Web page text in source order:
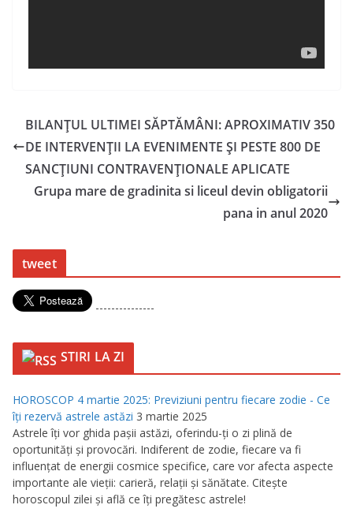
BILANȚUL ULTIMEI SĂPTĂMÂNI: APROXIMATIV 350
DE INTERVENȚII LA EVENIMENTE ȘI PESTE 800 DE
SANCȚIUNI CONTRAVENȚIONALE APLICATE
Grupa mare de gradinita si liceul devin obligatorii
pana in anul 2020
tweet
---------------
STIRI LA ZI
HOROSCOP 4 martie 2025: Previziuni pentru fiecare zodie - Ce
îţi rezervă astrele astăzi 3 martie 2025
Astrele îţi vor ghida paşii astăzi, oferindu-ţi o zi plină de
oportunităţi şi provocări. Indiferent de zodie, fiecare va fi
influenţat de energii cosmice specifice, care vor afecta aspecte
importante ale vieţii: carieră, relaţii şi sănătate. Citeşte
horoscopul zilei şi află ce îţi pregătesc astrele!